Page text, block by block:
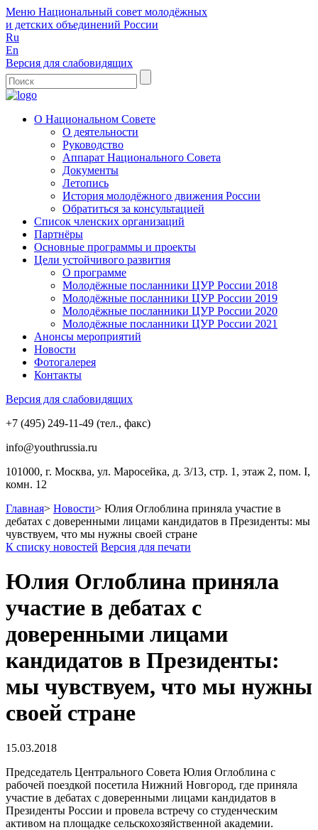
Меню Национальный совет молодёжных
и детских объединений России
Ru
En
Версия для слабовидящих
О Национальном Совете
О деятельности
Руководство
Аппарат Национального Совета
Документы
Летопись
История молодёжного движения России
Обратиться за консультацией
Список членских организаций
Партнёры
Основные программы и проекты
Цели устойчивого развития
О программе
Молодёжные посланники ЦУР России 2018
Молодёжные посланники ЦУР России 2019
Молодёжные посланники ЦУР России 2020
Молодёжные посланники ЦУР России 2021
Анонсы мероприятий
Новости
Фотогалерея
Контакты
Версия для слабовидящих
+7 (495) 249-11-49 (тел., факс)
info@youthrussia.ru
101000, г. Москва, ул. Маросейка, д. 3/13, стр. 1, этаж 2, пом. I,
комн. 12
Главная> Новости> Юлия Оглоблина приняла участие в
дебатах с доверенными лицами кандидатов в Президенты: мы
чувствуем, что мы нужны своей стране
К списку новостей Версия для печати
Юлия Оглоблина приняла
участие в дебатах с
доверенными лицами
кандидатов в Президенты:
мы чувствуем, что мы нужны
своей стране
15.03.2018
Председатель Центрального Совета Юлия Оглоблина с
рабочей поездкой посетила Нижний Новгород, где приняла
участие в дебатах с доверенными лицами кандидатов в
Президенты России и провела встречу со студенческим
активом на площадке сельскохозяйственной академии.